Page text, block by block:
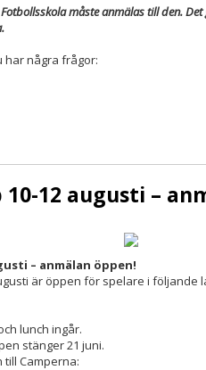
måste anmälas till den.
har några frågor:
12 augusti –
– anmälan öppen!
är öppen för spelare i följande
lunch ingår.
stänger 21 juni.
Camperna: